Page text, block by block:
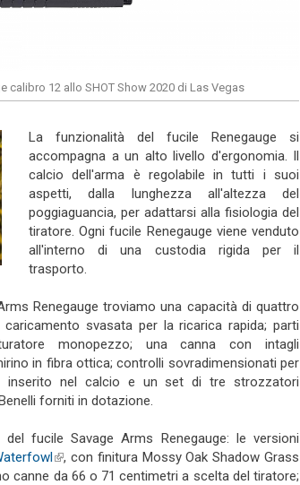
calibro 12 allo SHOT Show 2020 di Las Vegas
La funzionalità del fucile Renegauge si
accompagna a un alto livello d'ergonomia. Il
calcio dell'arma è regolabile in tutti i suoi
aspetti, dalla lunghezza all'altezza del
poggiaguancia, per adattarsi alla fisiologia del
tiratore. Ogni fucile Renegauge viene venduto
all'interno di una custodia rigida per il
trasporto.
Renegauge troviamo una capacità di quattro
svasata per la ricarica rapida; parti
monopezzo; una canna con intagli
in fibra ottica; controlli sovradimensionati per
inserito nel calcio e un set di tre strozzatori
forniti in dotazione.
fucile Savage Arms Renegauge: le versioni
(link is external)
, con finitura Mossy Oak Shadow Grass
canne da 66 o 71 centimetri a scelta del tiratore;